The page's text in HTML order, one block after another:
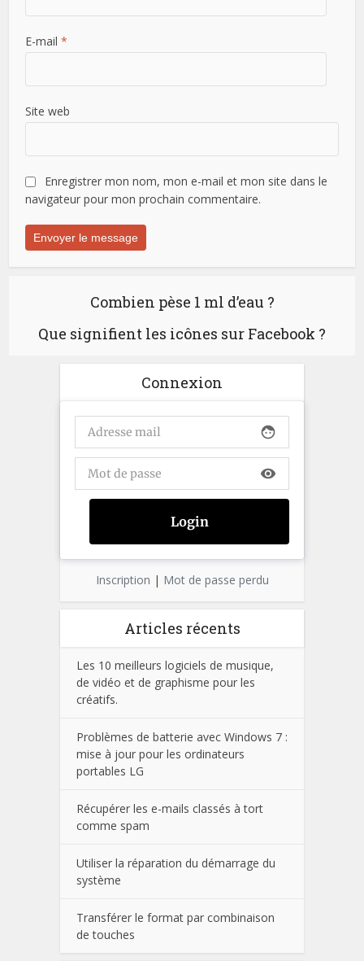
E-mail*
Site web
Enregistrer mon nom, mon e-mail et mon site dans le
navigateur pour mon prochain commentaire.
Combien pèse 1 ml d’eau ?
Que signifient les icônes sur Facebook ?
Connexion
face
visibility
Inscription | Mot de passe perdu
Articles récents
Les 10 meilleurs logiciels de musique,
de vidéo et de graphisme pour les
créatifs.
Problèmes de batterie avec Windows 7 :
mise à jour pour les ordinateurs
portables LG
Récupérer les e-mails classés à tort
comme spam
Utiliser la réparation du démarrage du
système
Transférer le format par combinaison
de touches